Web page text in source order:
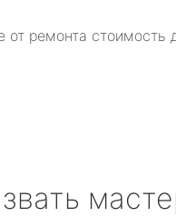
от ремонта стоимость